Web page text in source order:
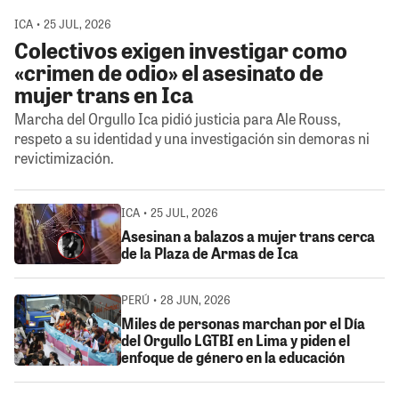
ICA • 25 JUL, 2026
Colectivos exigen investigar como
«crimen de odio» el asesinato de
mujer trans en Ica
Marcha del Orgullo Ica pidió justicia para Ale Rouss,
respeto a su identidad y una investigación sin demoras ni
revictimización.
ICA • 25 JUL, 2026
Asesinan a balazos a mujer trans cerca
de la Plaza de Armas de Ica
PERÚ • 28 JUN, 2026
Miles de personas marchan por el Día
del Orgullo LGTBI en Lima y piden el
enfoque de género en la educación